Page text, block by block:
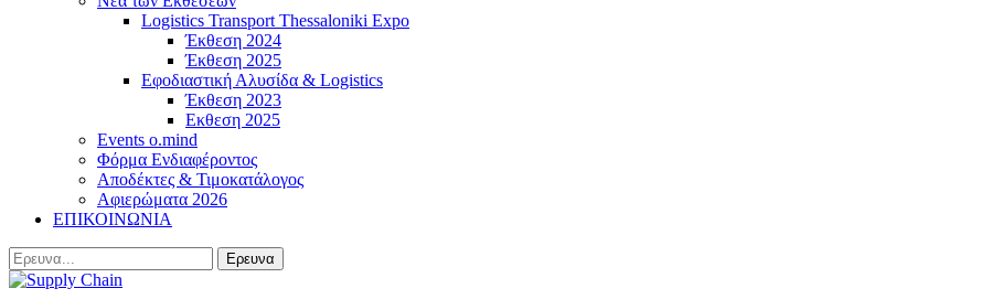
Logistics Transport Thessaloniki Expo
Έκθεση 2024
Έκθεση 2025
Εφοδιαστική Αλυσίδα & Logistics
Έκθεση 2023
Εκθεση 2025
Events o.mind
Φόρμα Ενδιαφέροντος
Αποδέκτες & Τιμοκατάλογος
Αφιερώματα 2026
ΕΠΙΚΟΙΝΩΝΙΑ